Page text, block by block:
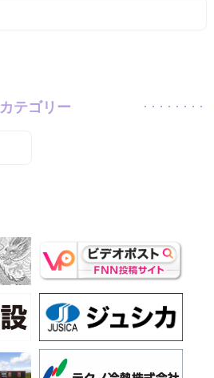
カテゴリー